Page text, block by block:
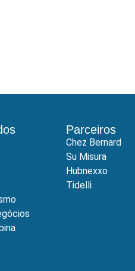
Parceiros
Chez Bernard
Su Misura
Hubnexxo
Tidelli